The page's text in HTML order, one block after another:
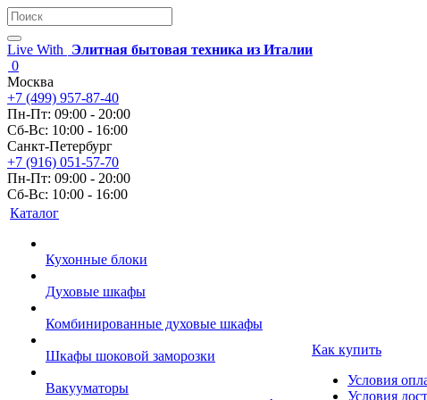
Live With
Элитная бытовая техника из Италии
0
Москва
+7 (499) 957-87-40
Пн-Пт: 09:00 - 20:00
Сб-Вс: 10:00 - 16:00
Санкт-Петербург
+7 (916) 051-57-70
Пн-Пт: 09:00 - 20:00
Сб-Вс: 10:00 - 16:00
Каталог
Кухонные блоки
Духовые шкафы
Комбинированные духовые шкафы
Шкафы шоковой заморозки
Вакууматоры
Как купить
Условия
Условия